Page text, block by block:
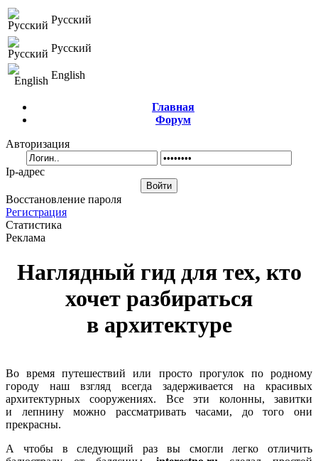
Русский
Русский
English
Главная
Форум
Авторизация
Ip-адрес
Восстановление пароля
Регистрация
Статистика
Реклама
Наглядный гид для тех, кто
хочет разбираться
в архитектуре
Во время путешествий или просто прогулок по родному
городу наш взгляд всегда задерживается на красивых
архитектурных сооружениях. Все эти колонны, завитки
и лепнину можно рассматривать часами, до того они
прекрасны.
А чтобы в следующий раз вы смогли легко отличить